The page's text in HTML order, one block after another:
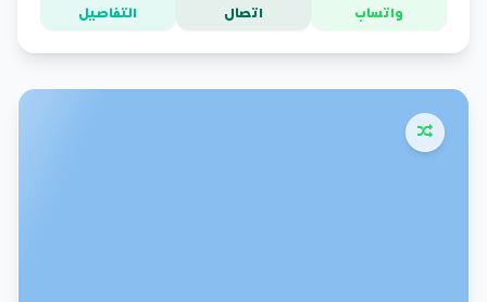
واتساب اتصال التفاصيل